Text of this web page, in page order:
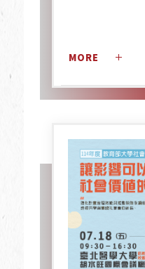
MORE